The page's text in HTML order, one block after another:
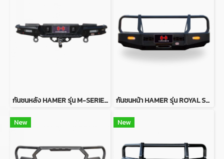
กันชนหลัง HAMER รุ่น M-SERIES REAR BUMPER FOR MAZDA BT50 2012-2019 กันชนหน้า HAMER รุ่น ROYAL SERIES BULL BAR FOR TOYOTA LAND CRUISER LC79 (W/O FENDER)
New New